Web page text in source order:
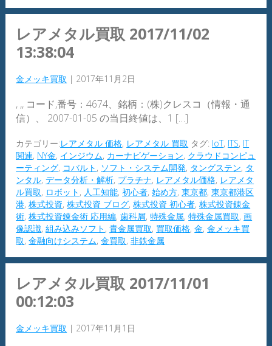
レアメタル買取 2017/11/02
13:38:04
金メッキ買取 | 2017年11月2日
, ,, コード,番号：4674、銘柄：(株)クレスコ（情報・通
信）、 2007-01-05 の当日終値は、1 […]
カテゴリー:レアメタル 価格, レアメタル 買取 タグ: IoT, ITS, IT
関連, NY金, インジウム, カーナビゲーション, クラウドコンピュ
ーティング, コバルト , ソフト・システム開発, タングステン, タ
ンタル,データ分析・解析, プラチナ, レアメタル価格, レアメタ
ル買取, ロボット , 人工知能,初心者,始め方,東京都,東京都港区
港,株式投資,株式投資 ブログ,株式投資 初心者,株式投資錬金
術,株式投資錬金術 応用編,歯科屑,特殊金属,特殊金属買取,画
像認識,組み込みソフト ,貴金属買取, 買取価格,金,金メッキ買
取,金融向けシステム,金買取,非鉄金属
レアメタル買取 2017/11/01
00:12:03
金メッキ買取 | 2017年11月1日